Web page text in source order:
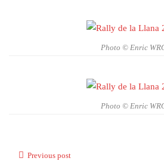
Photo © Enric
Photo © Enric
Previous post